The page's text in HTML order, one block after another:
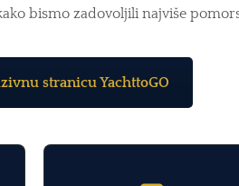
bismo zadovoljili najviše
stranicu YachttoGO